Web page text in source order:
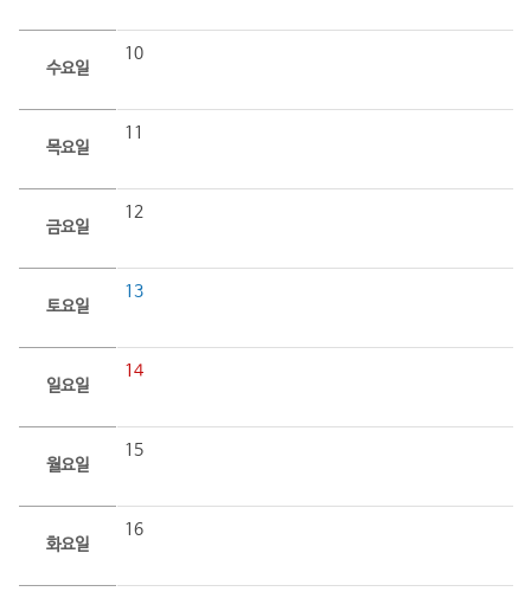
수요일
10
목요일
11
금요일
12
토요일
13
일요일
14
월요일
15
화요일
16